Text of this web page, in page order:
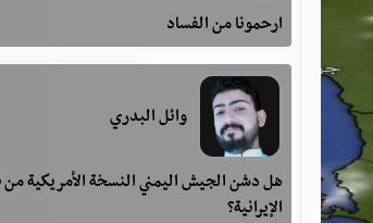
ارحمونا من الفساد
وائل البدري
هل دشن الجيش اليمني النسخة الأمريكية من
الإيرانية؟